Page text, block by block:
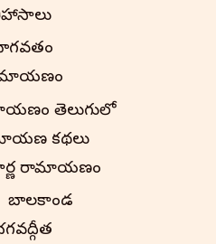
తెలుగులో
కథలు
రామాయణం
బాలకాండ